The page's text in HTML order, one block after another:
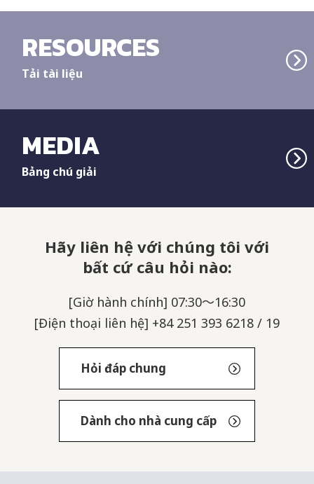
RESOURCES
Tải tài liệu
MEDIA
Bảng chú giải
Hãy liên hệ với chúng tôi với
bất cứ câu hỏi nào:
[Giờ hành chính] 07:30～16:30
[Điện thoại liên hệ] +84 251 393 6218 / 19
Hỏi đáp chung
Dành cho nhà cung cấp